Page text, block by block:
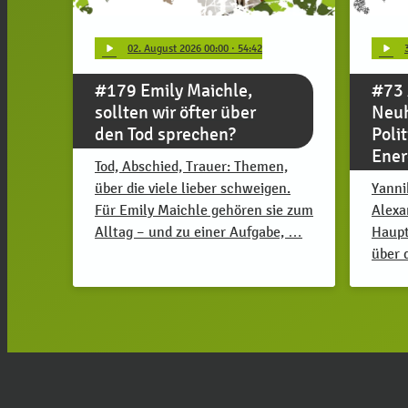
play_arrow 02. August 2026 00:00 · 54:42
#179 Emily Maichle,
sollten wir öfter über
den Tod sprechen?
Tod, Abschied, Trauer: Themen,
über die viele lieber schweigen.
Für Emily Maichle gehören sie zum
Alltag – und zu einer Aufgabe, …
play_arrow
#73
über